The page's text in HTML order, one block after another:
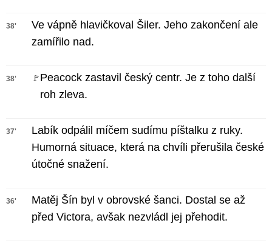
38'
Ve vápně hlavičkoval Šiler. Jeho zakončení ale
zamířilo nad.
38' 🚩Peacock zastavil český centr. Je z toho další
roh zleva.
37'
Labík odpálil míčem sudímu píštalku z ruky.
Humorná situace, která na chvíli přerušila české
útočné snažení.
36'
Matěj Šín byl v obrovské šanci. Dostal se až
před Victora, avšak nezvládl jej přehodit.